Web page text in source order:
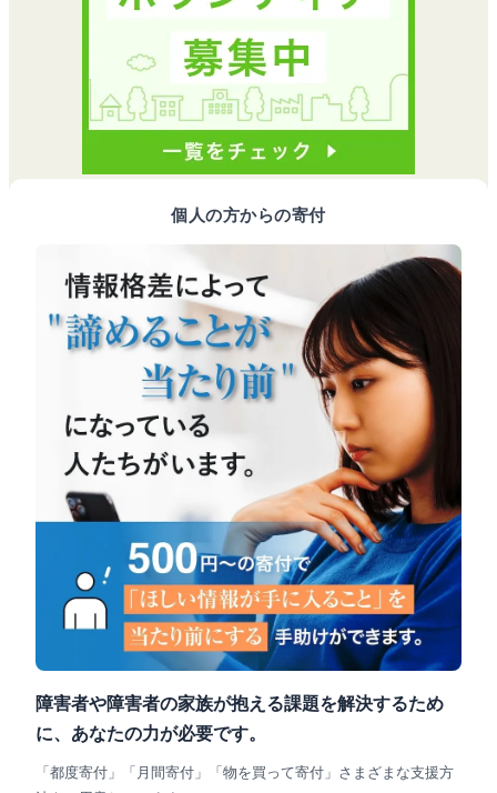
個人の方からの寄付
障害者や障害者の家族が抱える課題を解決するため
に、あなたの力が必要です。
「都度寄付」「月間寄付」「物を買って寄付」さまざまな支援方